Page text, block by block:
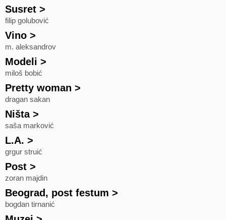
Susret >
filip golubović
Vino >
m. aleksandrov
Modeli >
miloš bobić
Pretty woman >
dragan sakan
Ništa>
saša marković
L.A. >
grgur struić
Post >
zoran majdin
Beograd, post festum >
bogdan tirnanić